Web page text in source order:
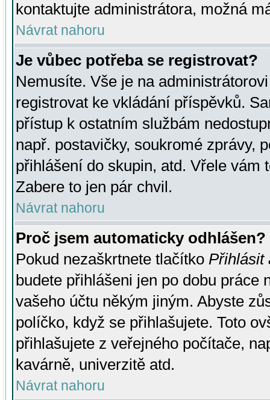
kontaktujte administrátora, možná
Návrat nahoru
Je vůbec potřeba se registrovat?
Nemusíte. Vše je na
registrovat ke vkládání příspěvků.
přístup k ostatním službám
např. postavičky, soukromé zprávy,
přihlášení do skupin, atd. Vřele vám
Zabere to jen pár chvil.
Návrat nahoru
Proč jsem automaticky odhlášen?
Pokud nezaškrtnete tlačítko Přihlásit
budete přihlášeni jen po dobu práce
vašeho účtu někým jiným. Abyste
políčko, když se přihlašujete. Toto
přihlašujete z veřejného počítače,
kavárně, univerzitě atd.
Návrat nahoru